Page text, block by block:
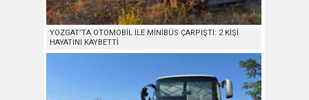
YOZGAT’TA OTOMOBİL İLE MİNİBÜS ÇARPIŞTI: 2 KİŞİ
HAYATINI KAYBETTİ